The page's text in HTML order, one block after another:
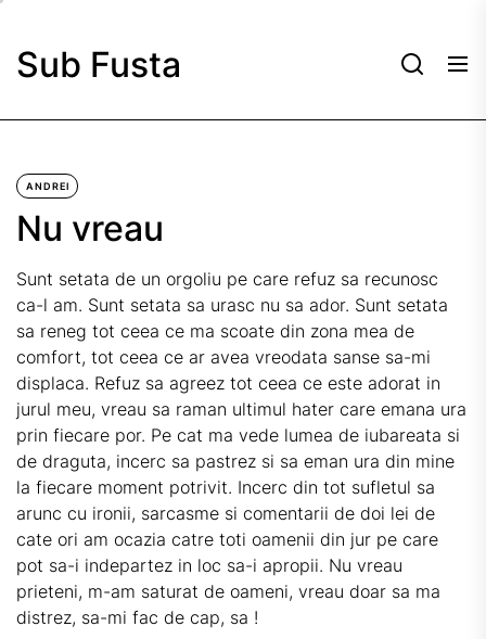
theSub Fusta
ANDREI
Nu vreau
Sunt setata de un orgoliu pe care refuz sa recunosc
ca-l am. Sunt setata sa urasc nu sa ador. Sunt setata
sa reneg tot ceea ce ma scoate din zona mea de
comfort, tot ceea ce ar avea vreodata sanse sa-mi
displaca. Refuz sa agreez tot ceea ce este adorat in
jurul meu, vreau sa raman ultimul hater care emana ura
prin fiecare por. Pe cat ma vede lumea de iubareata si
de draguta, incerc sa pastrez si sa eman ura din mine
la fiecare moment potrivit. Incerc din tot sufletul sa
arunc cu ironii, sarcasme si comentarii de doi lei de
cate ori am ocazia catre toti oamenii din jur pe care
pot sa-i indepartez in loc sa-i apropii. Nu vreau
prieteni, m-am saturat de oameni, vreau doar sa ma
distrez, sa-mi fac de cap, sa !